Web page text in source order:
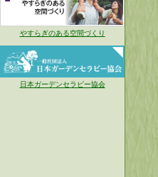
やすらぎのある空間づくり
日本ガーデンセラピー協会